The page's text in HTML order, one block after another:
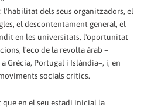
l'habilitat dels seus organitzadors, el
el descontentament general, el
en les universitats, l'oportunitat
l'eco de la revolta àrab –
Grècia, Portugal i Islàndia–, i, en
socials crítics.
que en el seu estadi inicial la